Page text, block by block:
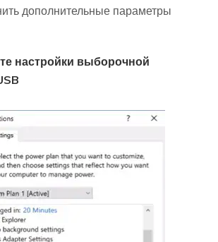
дополнительные параметры
настройки выборочной